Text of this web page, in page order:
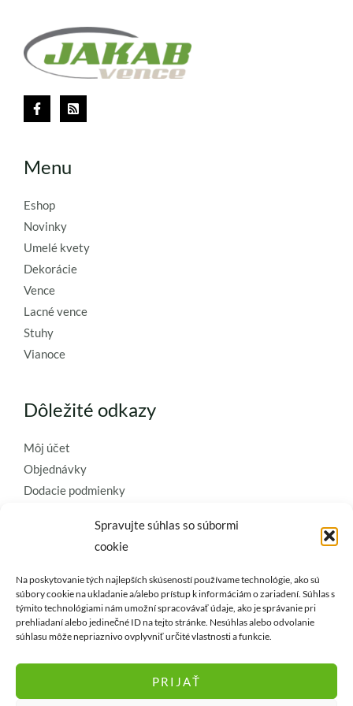
Spravujte súhlas so súbormi
cookie
Na poskytovanie tých najlepších skúseností používame technológie, ako sú
súbory cookie na ukladanie a/alebo prístup k informáciám o zariadení. Súhlas s
týmito technológiami nám umožní spracovávať údaje, ako je správanie pri
prehliadaní alebo jedinečné ID na tejto stránke. Nesúhlas alebo odvolanie
súhlasu môže nepriaznivo ovplyvniť určité vlastnosti a funkcie.
PRIJAŤ
Menu
Eshop
Novinky
Umelé kvety
Dekorácie
Vence
Lacné vence
Stuhy
Vianoce
Dôležité odkazy
Môj účet
Objednávky
Dodacie podmienky
Ochrana osobných údajov
Zásady používania súborov cookie
Kontaktujte nás a požiadajte o
najkvalitnejšie umelé kvety a
dekorácie..